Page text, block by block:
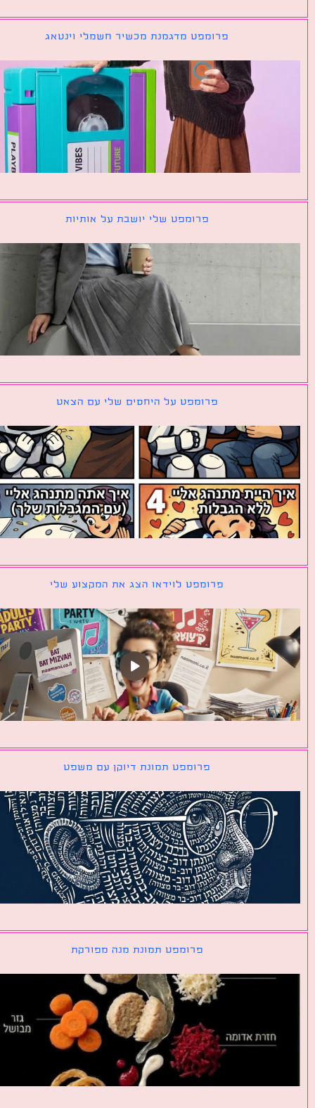
פרומפט מדגמנת מכשיר חשמלי וינטאג
פרומפט שלי יושבת על אותיות
פרומפט על היחסים שלי עם הצאט
פרומפט לוידאו הצג את המקצוע שלי
פרומפט תמונת דיוקן עם משפט
פרומפט תמונת מנה מפורקת